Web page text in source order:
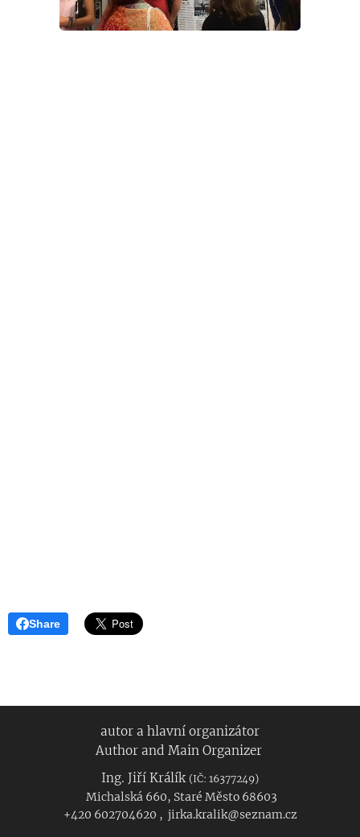
Share
autor a hlavní organizátor
Author and Main Organizer
Ing. Jiří Králík (IČ: 16377249)
Michalská 660, Staré Město 68603
+420 602704620 , jirka.kralik@seznam.cz